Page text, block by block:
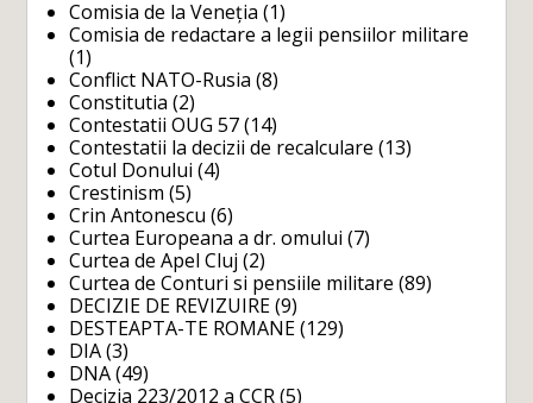
Comisia de la Veneția (1)
Comisia de redactare a legii pensiilor militare
(1)
Conflict NATO-Rusia (8)
Constitutia (2)
Contestatii OUG 57 (14)
Contestatii la decizii de recalculare (13)
Cotul Donului (4)
Crestinism (5)
Crin Antonescu (6)
Curtea Europeana a dr. omului (7)
Curtea de Apel Cluj (2)
Curtea de Conturi si pensiile militare (89)
DECIZIE DE REVIZUIRE (9)
DESTEAPTA-TE ROMANE (129)
DIA (3)
DNA (49)
Decizia 223/2012 a CCR (5)